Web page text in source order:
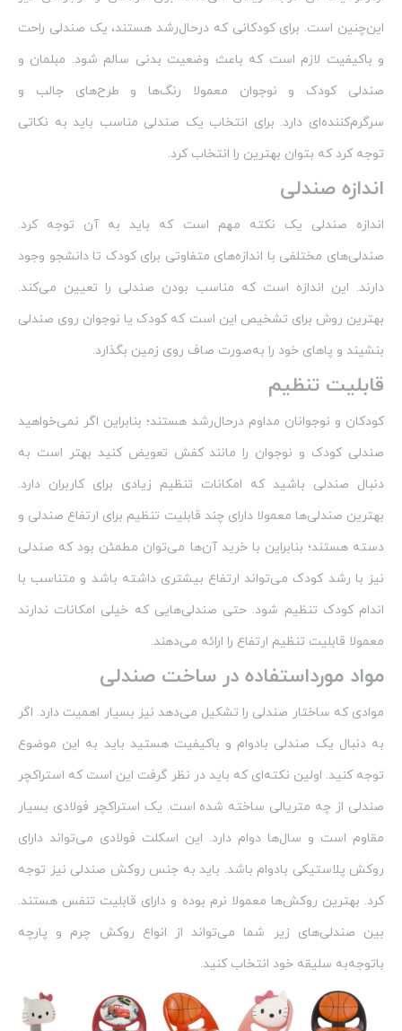
این‌چنین است. برای کودکانی که درحال‌رشد هستند، یک صندلی راحت
و باکیفیت لازم است که باعث وضعیت بدنی سالم شود. مبلمان و
صندلی کودک و نوجوان معمولا رنگ‌ها و طرح‌های جالب و
سرگرم‌کننده‌ای دارد. برای انتخاب یک صندلی مناسب باید به نکاتی
توجه کرد که بتوان بهترین را انتخاب کرد.
اندازه صندلی
اندازه صندلی یک نکته مهم است که باید به آن توجه کرد.
صندلی‌های مختلفی با اندازه‌های متفاوتی برای کودک تا دانشجو وجود
دارند. این اندازه است که مناسب بودن صندلی را تعیین می‌کند.
بهترین روش برای تشخیص این است که کودک یا نوجوان روی صندلی
بنشیند و پاهای خود را به‌صورت صاف روی زمین بگذارد.
قابلیت تنظیم
کودکان و نوجوانان مداوم درحال‌رشد هستند؛ بنابراین اگر نمی‌خواهید
صندلی کودک و نوجوان را مانند کفش تعویض کنید بهتر است به
دنبال صندلی باشید که امکانات تنظیم زیادی برای کاربران دارد.
بهترین صندلی‌ها معمولا دارای چند قابلیت تنظیم برای ارتفاع صندلی و
دسته هستند؛ بنابراین با خرید آن‌ها می‌توان مطمئن بود که صندلی
نیز با رشد کودک می‌تواند ارتفاع بیشتری داشته باشد و متناسب با
اندام کودک تنظیم شود. حتی صندلی‌هایی که خیلی امکانات ندارند
معمولا قابلیت تنظیم ارتفاع را ارائه می‌دهند.
مواد مورداستفاده در ساخت صندلی
موادی که ساختار صندلی را تشکیل می‌دهد نیز بسیار اهمیت دارد. اگر
به دنبال یک صندلی بادوام و باکیفیت هستید باید به این موضوع
توجه کنید. اولین نکته‌ای که باید در نظر گرفت این است که استراکچر
صندلی از چه متریالی ساخته شده است. یک استراکچر فولادی بسیار
مقاوم است و سال‌ها دوام دارد. این اسکلت فولادی می‌تواند دارای
روکش پلاستیکی بادوام باشد. باید به جنس روکش صندلی نیز توجه
کرد. بهترین روکش‌ها معمولا نرم بوده و دارای قابلیت تنفس هستند.
بین صندلی‌های زیر شما می‌تواند از انواع روکش چرم و پارچه
باتوجه‌به سلیقه خود انتخاب کنید.